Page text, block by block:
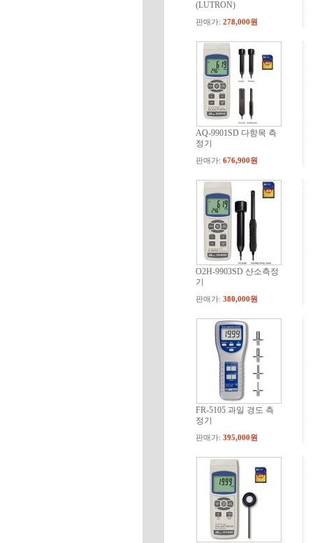
(LUTRON)
판매가:278,000원
AQ-9901SD 다항목 측
정기
판매가:676,900원
O2H-9903SD 산소측정
기
판매가:380,000원
FR-5105 과일 경도 측
정기
판매가:395,000원